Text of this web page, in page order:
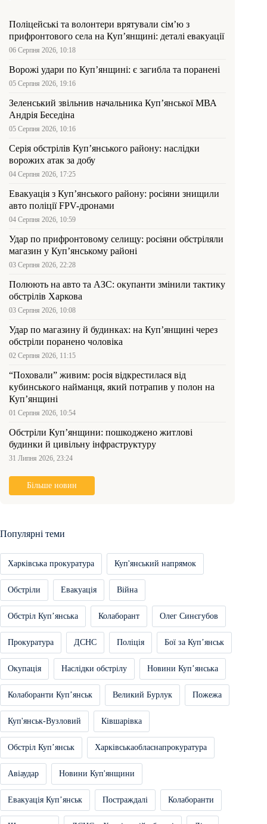
Поліцейські та волонтери врятували сім’ю з
прифронтового села на Куп’янщині: деталі евакуації
06 Серпня 2026, 10:18
Ворожі удари по Куп’янщині: є загибла та поранені
05 Серпня 2026, 19:16
Зеленський звільнив начальника Купʼянської МВА
Андрія Беседіна
05 Серпня 2026, 10:16
Серія обстрілів Куп’янського району: наслідки
ворожих атак за добу
04 Серпня 2026, 17:25
Евакуація з Куп’янського району: росіяни знищили
авто поліції FPV-дронами
04 Серпня 2026, 10:59
Удар по прифронтовому селищу: росіяни обстріляли
магазин у Куп’янському районі
03 Серпня 2026, 22:28
Полюють на авто та АЗС: окупанти змінили тактику
обстрілів Харкова
03 Серпня 2026, 10:08
Удар по магазину й будинках: на Куп’янщині через
обстріли поранено чоловіка
02 Серпня 2026, 11:15
“Поховали” живим: росія відкрестилася від
кубинського найманця, який потрапив у полон на
Куп’янщині
01 Серпня 2026, 10:54
Обстріли Куп’янщини: пошкоджено житлові
будинки й цивільну інфраструктуру
31 Липня 2026, 23:24
Більше новин
Популярні теми
Харківська прокуратура Куп'янський напрямок
Обстріли Евакуація Війна
Обстріл Купʼянська Колаборант Олег Синєгубов
Прокуратура ДСНС Поліція Бої за Купʼянськ
Окупація Наслідки обстрілу Новини Купʼянська
Колаборанти Купʼянськ Великий Бурлук Пожежа
Куп'янськ-Вузловий Ківшарівка
Обстріл Купʼянськ Харківськаобласнапрокуратура
Авіаудар Новини Куп'янщини
Евакуація Купʼянськ Постраждалі Колаборанти